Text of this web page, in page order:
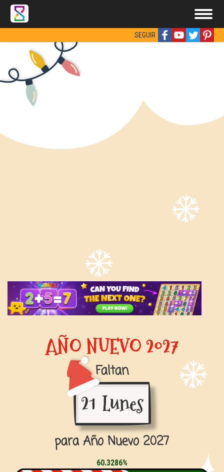
SEGUIR
AÑO NUEVO2027
Faltan
21 Lunes
para Año Nuevo 2027
60.3286%